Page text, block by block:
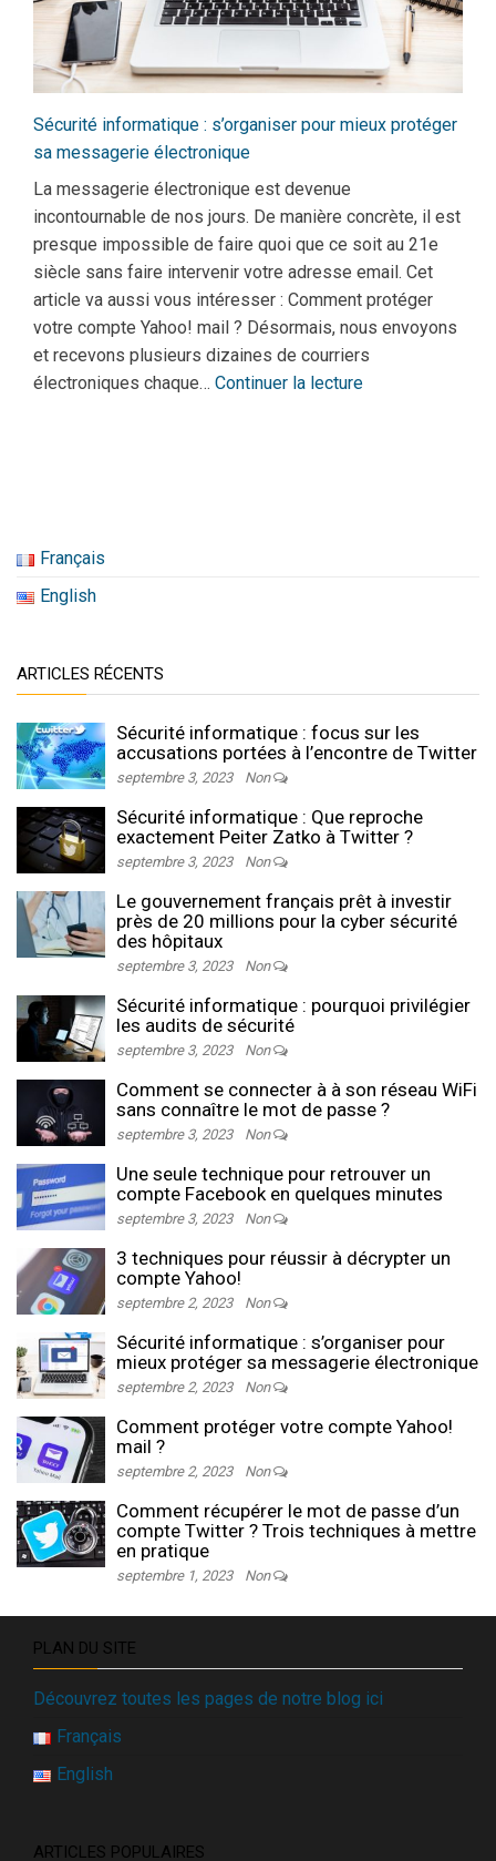
Sécurité informatique : s’organiser pour mieux protéger
sa messagerie électronique
La messagerie électronique est devenue
incontournable de nos jours. De manière concrète, il est
presque impossible de faire quoi que ce soit au 21e
siècle sans faire intervenir votre adresse email. Cet
article va aussi vous intéresser : Comment protéger
votre compte Yahoo! mail ? Désormais, nous envoyons
et recevons plusieurs dizaines de courriers
électroniques chaque… Continuer la lecture
Français
English
ARTICLES RÉCENTS
Sécurité informatique : focus sur les
accusations portées à l’encontre de Twitter
septembre 3, 2023 Non
Sécurité informatique : Que reproche
exactement Peiter Zatko à Twitter ?
septembre 3, 2023 Non
Le gouvernement français prêt à investir
près de 20 millions pour la cyber sécurité
des hôpitaux
septembre 3, 2023 Non
Sécurité informatique : pourquoi privilégier
les audits de sécurité
septembre 3, 2023 Non
Comment se connecter à à son réseau WiFi
sans connaître le mot de passe ?
septembre 3, 2023 Non
Une seule technique pour retrouver un
compte Facebook en quelques minutes
septembre 3, 2023 Non
3 techniques pour réussir à décrypter un
compte Yahoo!
septembre 2, 2023 Non
Sécurité informatique : s’organiser pour
mieux protéger sa messagerie électronique
septembre 2, 2023 Non
Comment protéger votre compte Yahoo!
mail ?
septembre 2, 2023 Non
Comment récupérer le mot de passe d’un
compte Twitter ? Trois techniques à mettre
en pratique
septembre 1, 2023 Non
PLAN DU SITE
Découvrez toutes les pages de notre blog ici
Français
English
ARTICLES POPULAIRES